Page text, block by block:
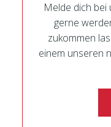
Melde dich bei
gerne
zukommen
einem unseren